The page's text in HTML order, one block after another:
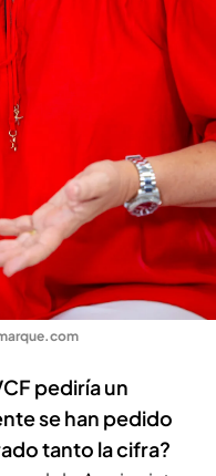
pediría un
se han pedido
tanto la cifra?